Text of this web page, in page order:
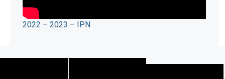
2022 – 2023 – IPN